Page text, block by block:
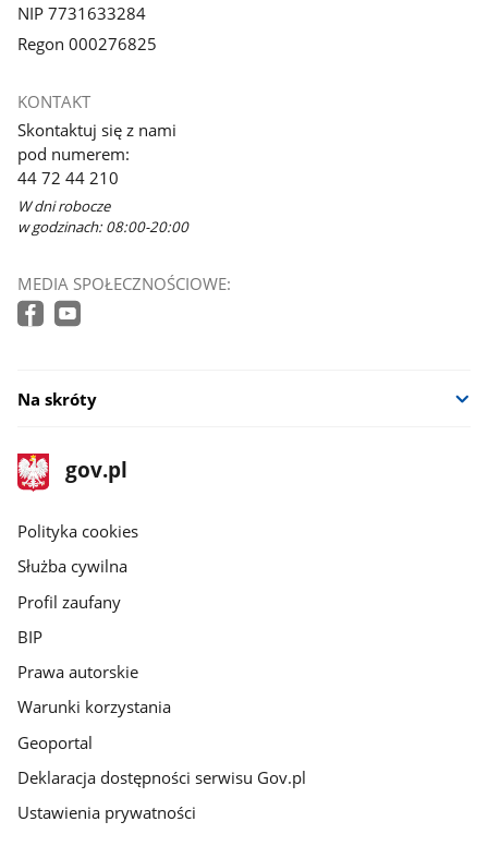
NIP 7731633284
Regon 000276825
KONTAKT
Skontaktuj się z nami
pod numerem:
44 72 44 210
W dni robocze
w godzinach: 08:00-20:00
MEDIA SPOŁECZNOŚCIOWE:
Na skróty
stopka
gov.pl
Strona
gov.pl
gov.pl
Polityka cookies
Służba cywilna
Profil zaufany
BIP
Prawa autorskie
Warunki korzystania
Geoportal
Deklaracja dostępności serwisu Gov.pl
Ustawienia prywatności